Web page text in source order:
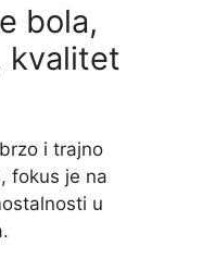
bola,
kvalitet
i trajno
fokus je na
u